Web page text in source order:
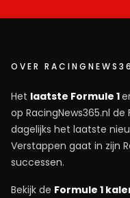
OVER
Het laatste Formule 1
op RacingNews365.nl
dagelijks het laatste
Verstappen gaat in zijn
successen.
Bekijk de Formule 1